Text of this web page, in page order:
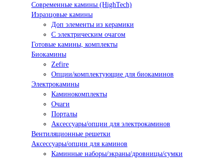
Современные камины (HighTech)
Изразцовые камины
Доп элементы из керамики
С электрическим очагом
Готовые камины, комплекты
Биокамины
Zefire
Опции/комплектующие для биокаминов
Электрокамины
Каминокомплекты
Очаги
Порталы
Аксессуары/опции для электрокаминов
Вентиляционные решетки
Аксессуары/опции для каминов
Каминные наборы/экраны/дровницы/сумки